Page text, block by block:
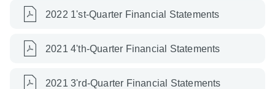
2022 1'st-Quarter Financial Statements
2021 4'th-Quarter Financial Statements
2021 3'rd-Quarter Financial Statements